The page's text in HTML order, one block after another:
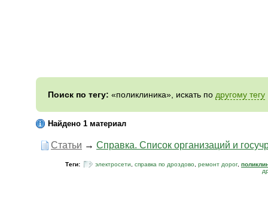
Поиск по тегу: «поликлиника», искать по другому тегу
Найдено 1 материал
Статьи → Справка. Список организаций и
Теги: электросети справка по дроздово ремонт дорог,